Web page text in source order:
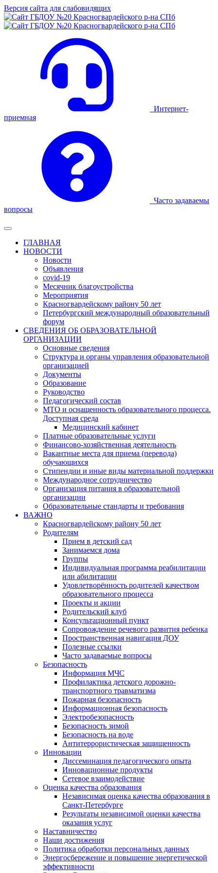
Версия сайта для слабовидящих
Интернет-
приемная
Часто задаваемы
вопросы
ГЛАВНАЯ
НОВОСТИ
Новости
Объявления
covid-19
Месячник благоустройства
Мероприятия
Красногвардейскому району 50 лет
Петербургский международный образовательный
форум
СВЕДЕНИЯ ОБ ОБРАЗОВАТЕЛЬНОЙ
ОРГАНИЗАЦИИ
Основные сведения
Структура и органы управления образовательной
организацией
Документы
Образование
Руководство
Педагогический состав
МТО и оснащенность образовательного процесса.
Доступная среда
Медицинский кабинет
Платные образовательные услуги
Финансово-хозяйственная деятельность
Вакантные места для приема (перевода)
обучающихся
Стипендии и иные виды материальной поддержки
Международное сотрудничество
Организация питания в образовательной
организации
Образовательные стандарты и требования
ВАЖНО
Красногвардейскому району 50 лет
Родителям
Прием в детский сад
Занимаемся дома
Группы
Индивидуальная программа реабилитации
или абилитации
Удовлетворённость родителей качеством
образовательного процесса
Проекты и акции
Родительский клуб
Консультационный пункт
Сопровождение речевого развития ребенка
Пространственная навигация ДОУ
Полезные ссылки
Часто задаваемые вопросы
Безопасность
Информация МЧС
Профилактика детского дорожно-
транспортного травматизма
Пожарная безопасность
Информационная безопасность
Электробезопасность
Безопасность зимой
Безопасность на воде
Антитеррористическая защищенность
Инновации
Диссеминация педагогического опыта
Инновационные продукты
Сетевое взаимодействие
Оценка качества образования
Независимая оценка качества образования в
Санкт-Петербурге
Результаты независимой оценки качества
оказания услуг
Наставничество
Наши достижения
Политика обработки персональных данных
Энергосбережение и повышение энергетической
эффективности